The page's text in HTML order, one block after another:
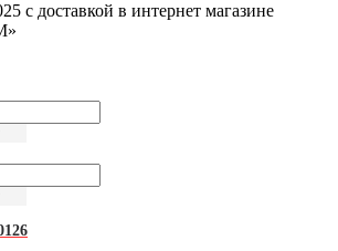
с доставкой в интернет магазине